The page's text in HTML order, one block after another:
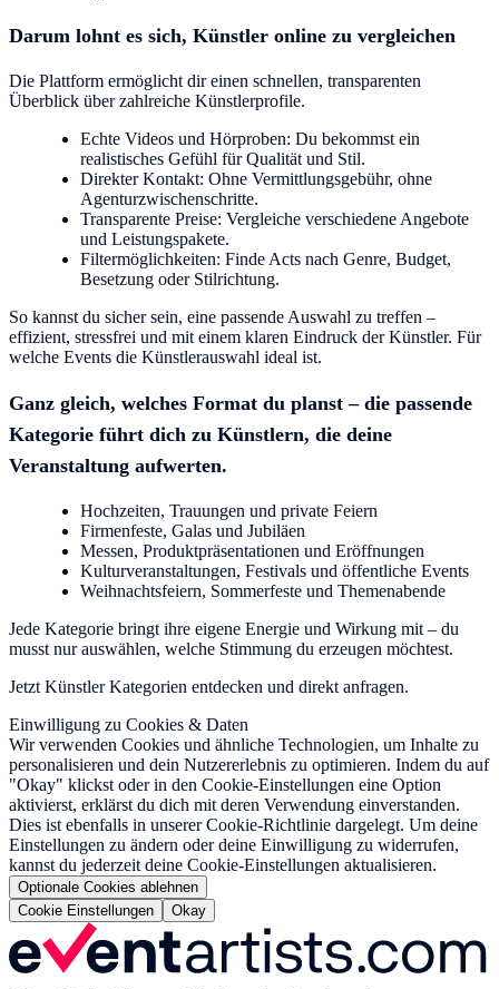
Darum lohnt es sich, Künstler online zu vergleichen
Die Plattform ermöglicht dir einen schnellen, transparenten
Überblick über zahlreiche Künstlerprofile.
Echte Videos und Hörproben: Du bekommst ein
realistisches Gefühl für Qualität und Stil.
Direkter Kontakt: Ohne Vermittlungsgebühr, ohne
Agenturzwischenschritte.
Transparente Preise: Vergleiche verschiedene Angebote
und Leistungspakete.
Filtermöglichkeiten: Finde Acts nach Genre, Budget,
Besetzung oder Stilrichtung.
So kannst du sicher sein, eine passende Auswahl zu treffen –
effizient, stressfrei und mit einem klaren Eindruck der Künstler. Für
welche Events die Künstlerauswahl ideal ist.
Ganz gleich, welches Format du planst – die passende
Kategorie führt dich zu Künstlern, die deine
Veranstaltung aufwerten.
Hochzeiten, Trauungen und private Feiern
Firmenfeste, Galas und Jubiläen
Messen, Produktpräsentationen und Eröffnungen
Kulturveranstaltungen, Festivals und öffentliche Events
Weihnachtsfeiern, Sommerfeste und Themenabende
Jede Kategorie bringt ihre eigene Energie und Wirkung mit – du
musst nur auswählen, welche Stimmung du erzeugen möchtest.
Jetzt Künstler Kategorien entdecken und direkt anfragen.
Einwilligung zu Cookies & Daten
Wir verwenden Cookies und ähnliche Technologien, um Inhalte zu
personalisieren und dein Nutzererlebnis zu optimieren. Indem du auf
"Okay" klickst oder in den Cookie-Einstellungen eine Option
aktivierst, erklärst du dich mit deren Verwendung einverstanden.
Dies ist ebenfalls in unserer Cookie-Richtlinie dargelegt. Um deine
Einstellungen zu ändern oder deine Einwilligung zu widerrufen,
kannst du jederzeit deine Cookie-Einstellungen aktualisieren.
Optionale Cookies ablehnen
Cookie Einstellungen
Okay